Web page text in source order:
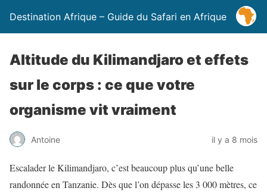
Destination Afrique – Guide du Safari en Afrique
Altitude du Kilimandjaro et effets
sur le corps : ce que votre
organisme vit vraiment
Antoine il y a 8 mois
Escalader le Kilimandjaro, c’est beaucoup plus qu’une belle
randonnée en Tanzanie. Dès que l’on dépasse les 3 000 mètres, ce